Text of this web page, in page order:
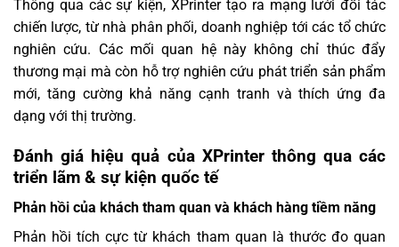
Thông qua các sự kiện, XPrinter tạo ra mạng lưới đối tác
chiến lược, từ nhà phân phối, doanh nghiệp tới các tổ chức
nghiên cứu. Các mối quan hệ này không chỉ thúc đẩy
thương mại mà còn hỗ trợ nghiên cứu phát triển sản phẩm
mới, tăng cường khả năng cạnh tranh và thích ứng đa
dạng với thị trường.
Đánh giá hiệu quả của XPrinter thông qua các
triển lãm & sự kiện quốc tế
Phản hồi của khách tham quan và khách hàng tiềm năng
Phản hồi tích cực từ khách tham quan là thước đo quan